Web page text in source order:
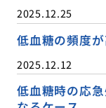
2025.12.25
低血糖の頻度
2025.12.12
低血糖時の応